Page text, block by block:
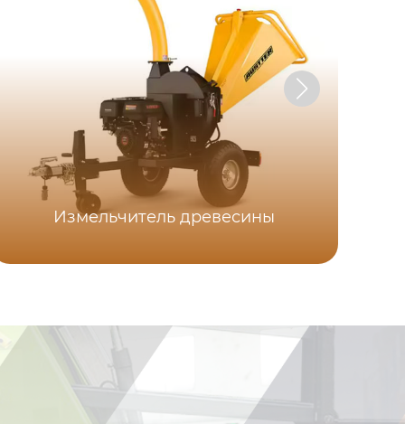
Измельчитель древесины